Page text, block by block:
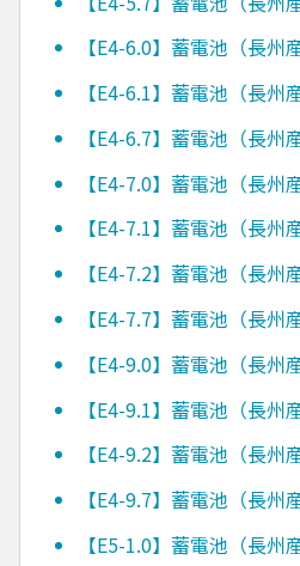
【E4-6.0】蓄電池（長州
【E4-6.1】蓄電池（長州
【E4-6.7】蓄電池（長州
【E4-7.0】蓄電池（長州
【E4-7.1】蓄電池（長州
【E4-7.2】蓄電池（長州
【E4-7.7】蓄電池（長州
【E4-9.0】蓄電池（長州
【E4-9.1】蓄電池（長州
【E4-9.2】蓄電池（長州
【E4-9.7】蓄電池（長州
【E5-1.0】蓄電池（長州